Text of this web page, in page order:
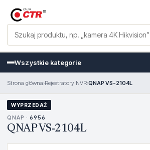
Wszystkie kategorie
Strona główna›Rejestratory NVR›QNAP VS-2104L
WYPRZEDAŻ
QNAP · 6956
QNAP VS-2104L